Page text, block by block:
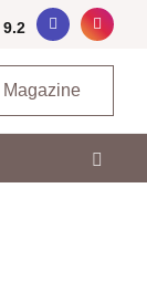
9.2
Magazine